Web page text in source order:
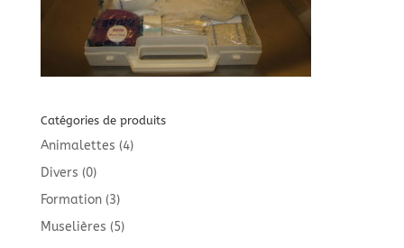
Catégories de produits
Animalettes (4)
Divers (0)
Formation (3)
Muselières (5)